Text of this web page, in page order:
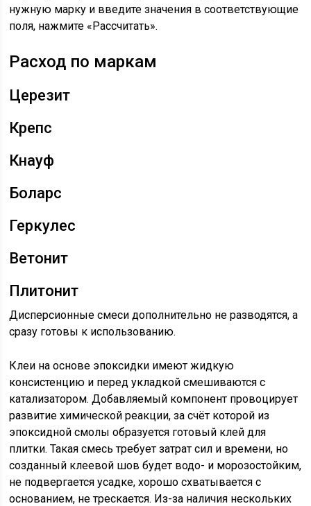
нужную марку и введите значения в соответствующие
поля, нажмите «Рассчитать».
Расход по маркам
Церезит
Крепс
Кнауф
Боларс
Геркулес
Ветонит
Плитонит
Дисперсионные смеси дополнительно не разводятся, а
сразу готовы к использованию.
Клеи на основе эпоксидки имеют жидкую
консистенцию и перед укладкой смешиваются с
катализатором. Добавляемый компонент провоцирует
развитие химической реакции, за счёт которой из
эпоксидной смолы образуется готовый клей для
плитки. Такая смесь требует затрат сил и времени, но
созданный клеевой шов будет водо- и морозостойким,
не подвергается усадке, хорошо схватывается с
основанием, не трескается. Из-за наличия нескольких